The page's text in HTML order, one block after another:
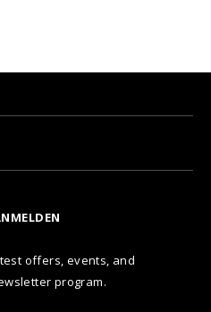
offers, events, and
program.